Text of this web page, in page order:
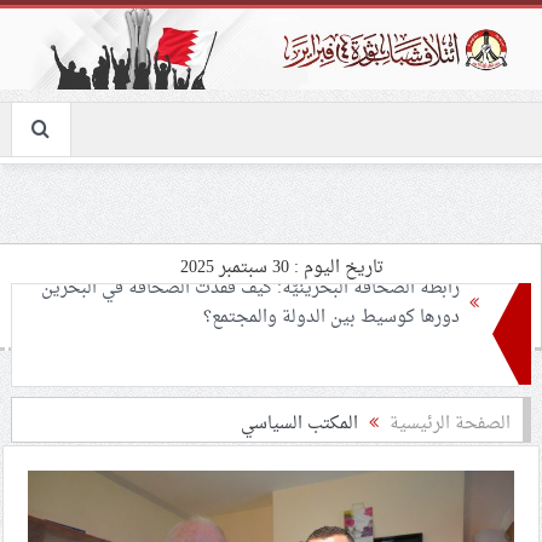
تاريخ اليوم : 30 سبتمبر 2025
انطلاق الحملة الشعبيّة «المنامة ترفض التطبيع»
ذكرى الشهيد الحاج جعفر لطف الله.. رحيل تخطّى السنوات
شعب البحرين يواصل إحياء الذكرى الأولى لشهادة السيّدين
الصفحة الرئيسية المكتب السياسي